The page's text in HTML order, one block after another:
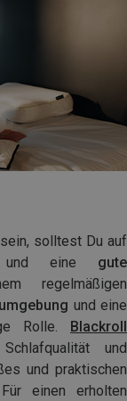
solltest Du auf
eine gute
regelmäßigen
und eine
Rolle.
Blackroll
und
und praktischen
einen erholten